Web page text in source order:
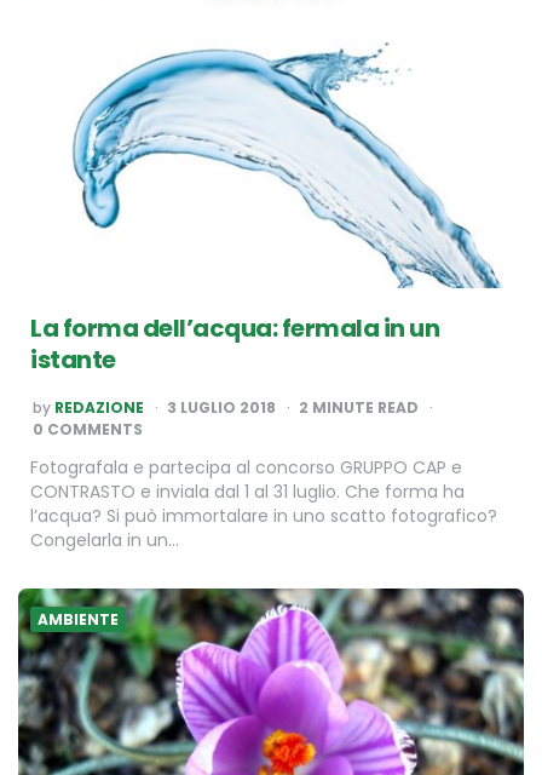
La forma dell’acqua: fermala in un
istante
POSTED
BY
by REDAZIONE 3 LUGLIO 2018 2 MINUTE READ
0 COMMENTS
Fotografala e partecipa al concorso GRUPPO CAP e
CONTRASTO e inviala dal 1 al 31 luglio. Che forma ha
l’acqua? Si può immortalare in uno scatto fotografico?
Congelarla in un…
AMBIENTE